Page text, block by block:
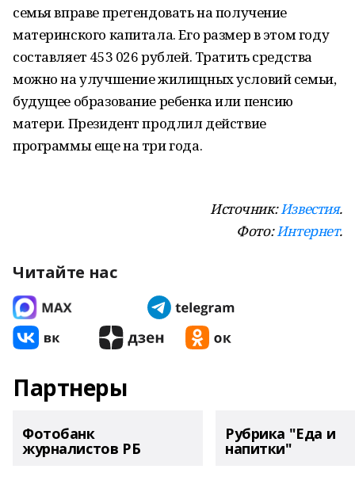
семья вправе претендовать на получение
материнского капитала. Его размер в этом году
составляет 453 026 рублей. Тратить средства
можно на улучшение жилищных условий семьи,
будущее образование ребенка или пенсию
матери. Президент продлил действие
программы еще на три года.
Источник:Известия.
Фото:Интернет.
Читайте нас
Партнеры
Фотобанк
журналистов РБ
Рубрика "Еда и
напитки"